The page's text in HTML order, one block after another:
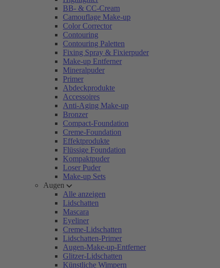
BB- & CC-Cream
Camouflage Make-up
Color Corrector
Contouring
Contouring Paletten
Fixing Spray & Fixierpuder
Make-up Entferner
Mineralpuder
Primer
Abdeckprodukte
Accessoires
Anti-Aging Make-up
Bronzer
Compact-Foundation
Creme-Foundation
Effektprodukte
Flüssige Foundation
Kompaktpuder
Loser Puder
Make-up Sets
Augen
Alle anzeigen
Lidschatten
Mascara
Eyeliner
Creme-Lidschatten
Lidschatten-Primer
Augen-Make-up-Entferner
Glitzer-Lidschatten
Künstliche Wimpern